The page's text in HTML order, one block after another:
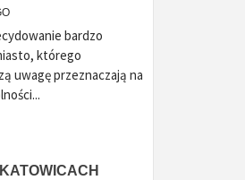
bardzo
którego
uwagę przeznaczają na